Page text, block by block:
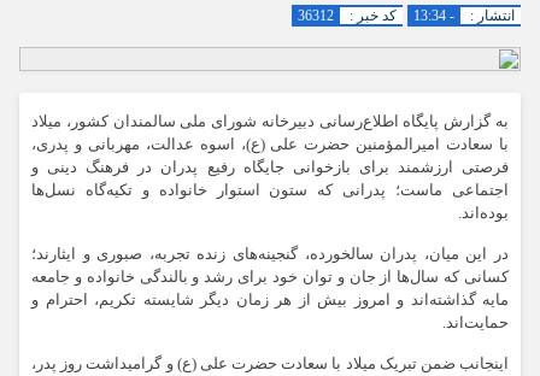
انتشار : - 13:34 کد خبر : 36312
به گزارش پایگاه اطلاع‌رسانی دبیرخانه شورای ملی سالمندان کشور، میلاد
با سعادت امیرالمؤمنین حضرت علی (ع)، اسوه عدالت، مهربانی و پدری،
فرصتی ارزشمند برای بازخوانی جایگاه رفیع پدران در فرهنگ دینی و
اجتماعی ماست؛ پدرانی که ستون استوار خانواده و تکیه‌گاه نسل‌ها
بوده‌اند.
در این میان، پدران سالخورده، گنجینه‌های زنده تجربه، صبوری و ایثارند؛
کسانی که سال‌ها از جان و توان خود برای رشد و بالندگی خانواده و جامعه
مایه گذاشته‌اند و امروز بیش از هر زمان دیگر شایسته تکریم، احترام و
حمایت‌اند.
اینجانب ضمن تبریک میلاد با سعادت حضرت علی (ع) و گرامیداشت روز پدر،